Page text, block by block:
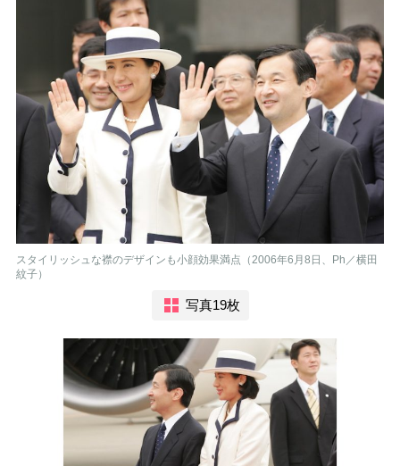
スタイリッシュな襟のデザインも小顔効果満点（2006年6月8日、Ph／横田
紋子）
写真19枚